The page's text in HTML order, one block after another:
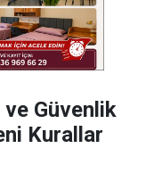
Güvenlik
Kurallar